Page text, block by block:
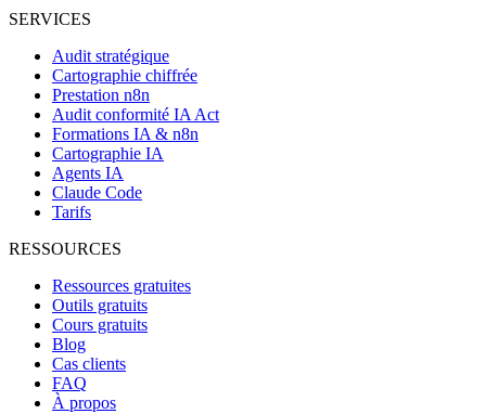
SERVICES
Audit stratégique
Cartographie chiffrée
Prestation n8n
Audit conformité IA Act
Formations IA & n8n
Cartographie IA
Agents IA
Claude Code
Tarifs
RESSOURCES
Ressources gratuites
Outils gratuits
Cours gratuits
Blog
Cas clients
FAQ
À propos